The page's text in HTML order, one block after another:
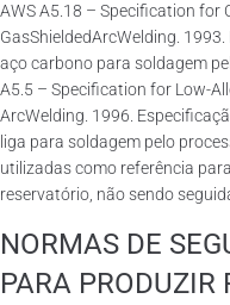
AWS A5.18 – Specification for
GasShieldedArcWelding.
aço carbono para soldagem
A5.5 – Specification for Low-
ArcWelding. 1996.
liga para soldagem pelo
utilizadas como referência
reservatório, não sendo
NORMAS DE
PARA